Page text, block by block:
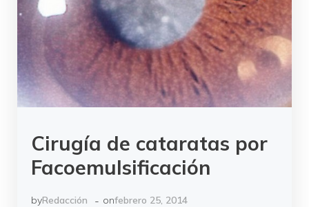
Cirugía de cataratas por
Facoemulsificación
byRedacción - onfebrero 25, 2014